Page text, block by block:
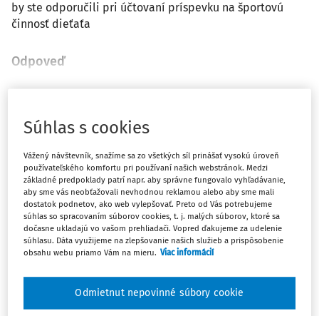
by ste odporučili pri účtovaní príspevku na športovú
činnosť dieťaťa
Odpoveď
Zatiaľ ste si prečítali len začiatok...
Celý dokument je len pre predplatiteľov.
zadarmo prístup k vybranému obsahu na
Súhlas s cookies
Vážený návštevník, snažíme sa zo všetkých síl prinášať vysokú úroveň
používateľského komfortu pri používaní našich webstránok. Medzi
základné predpoklady patrí napr. aby správne fungovalo vyhľadávanie,
aby sme vás neobťažovali nevhodnou reklamou alebo aby sme mali
dostatok podnetov, ako web vylepšovať. Preto od Vás potrebujeme
súhlas so spracovaním súborov cookies, t. j. malých súborov, ktoré sa
dočasne ukladajú vo vašom prehliadači. Vopred ďakujeme za udelenie
súhlasu. Dáta využijeme na zlepšovanie našich služieb a prispôsobenie
obsahu webu priamo Vám na mieru. Viac informácií
Odmietnut nepovinné súbory cookie